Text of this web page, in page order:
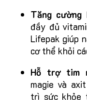
Tăng cường
đầy đủ
Lifepak giúp
cơ thể khỏi
Hỗ trợ tim
magie và
trì sức khỏe